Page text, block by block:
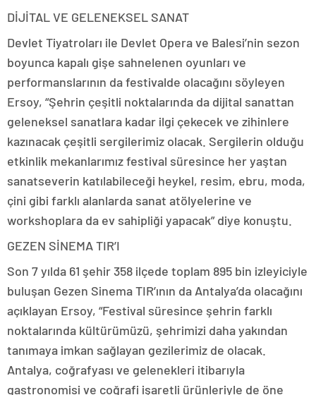
DİJİTAL VE GELENEKSEL SANAT
Devlet Tiyatroları ile Devlet Opera ve Balesi’nin sezon
boyunca kapalı gişe sahnelenen oyunları ve
performanslarının da festivalde olacağını söyleyen
Ersoy, “Şehrin çeşitli noktalarında da dijital sanattan
geleneksel sanatlara kadar ilgi çekecek ve zihinlere
kazınacak çeşitli sergilerimiz olacak. Sergilerin olduğu
etkinlik mekanlarımız festival süresince her yaştan
sanatseverin katılabileceği heykel, resim, ebru, moda,
çini gibi farklı alanlarda sanat atölyelerine ve
workshoplara da ev sahipliği yapacak” diye konuştu.
GEZEN SİNEMA TIR’I
Son 7 yılda 61 şehir 358 ilçede toplam 895 bin izleyiciyle
buluşan Gezen Sinema TIR’ının da Antalya’da olacağını
açıklayan Ersoy, “Festival süresince şehrin farklı
noktalarında kültürümüzü, şehrimizi daha yakından
tanımaya imkan sağlayan gezilerimiz de olacak.
Antalya, coğrafyası ve gelenekleri itibarıyla
gastronomisi ve coğrafi işaretli ürünleriyle de öne